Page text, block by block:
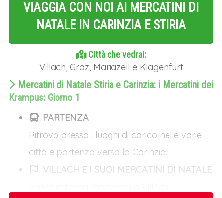
VIAGGIA CON NOI AI MERCATINI DI
NATALE IN CARINZIA E STIRIA
Città che vedrai:
Villach, Graz, Mariazell e Klagenfurt
Mercatini di Natale Stiria e Carinzia: i Mercatini dei
Krampus: Giorno 1
PARTENZA
Ritrovo presso i luoghi di carico nelle varie
città e partenza verso la Carinzia.
VILLACH E I SUOI MERCATINI DI NATALE